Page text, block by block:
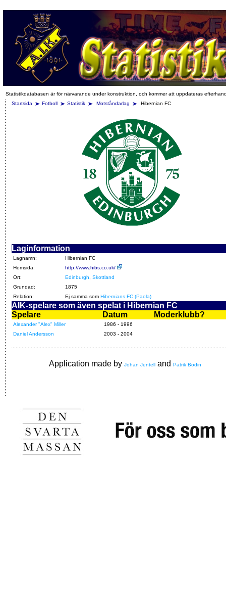
Statistikdatabasen är för närvarande under konstruktion, och kommer att uppdateras
Startsida
Fotboll Statistik Motståndarlag Hibernian FC
Laginformation
Lagnamn:
Hibernian FC
Hemsida:
http://www.hibs.co.uk/
Ort:
Edinburgh
Skottland
Grundad:
1875
Relation:
Ej samma som Hibernians FC (Paola)
AIK-spelare som även spelat i Hibernian FC
Spelare
Datum Moderklubb?
Alexander "Alex" Miller
1986 - 1996
Daniel Andersson
2003 - 2004
Application made by Johan Jentell and Patrik Bodin